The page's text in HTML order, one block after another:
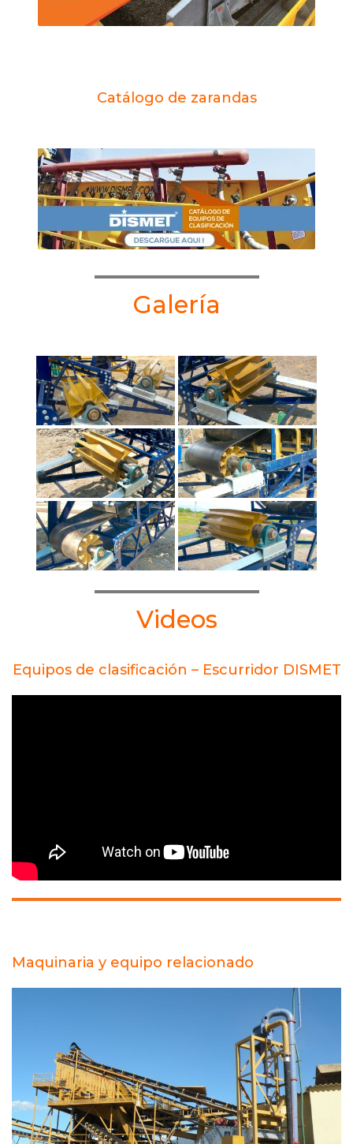
Catálogo de zarandas
Galería
Videos
Equipos de clasificación – Escurridor DISMET
Maquinaria y equipo relacionado